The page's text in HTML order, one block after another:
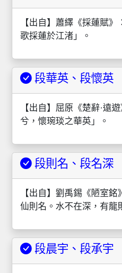
【出自】蕭繹《採蓮賦》
歌採蓮於江渚」。
段華英、段懷英
【出自】屈原《楚辭·遠
兮，懷琬琰之華英」。
段則名、段名深
【出自】劉禹錫《陋室
仙則名。水不在深，有龍
段晨宇、段承宇